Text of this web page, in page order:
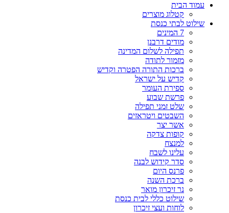
עמוד הבית
קטלוג מוצרים
שילוט לבתי כנסת
7 המינים
מודים דרבנן
תפילה לשלום המדינה
מזמור לתודה
ברכות התורה הפטרה וקדיש
קדיש על ישראל
ספירת העומר
פרשת שבוע
שלט זמני תפילה
השבטים ויטראזים
אשר יצר
קופות צדקה
למנצח
עלינו לשבח
סדר קידוש לבנה
פרנס היום
ברכת השנה
נר זיכרון מואר
שילוט כללי לבית כנסת
לוחות ועצי זיכרון